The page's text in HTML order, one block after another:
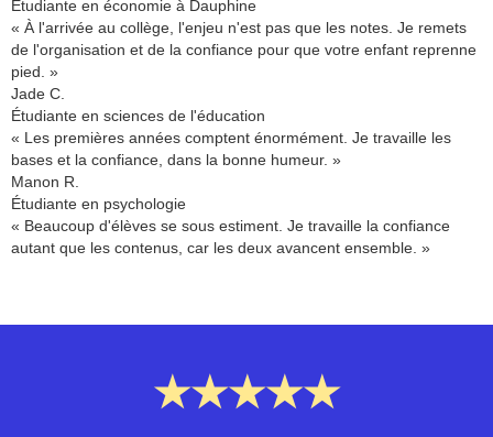
Étudiante en économie à Dauphine
« À l'arrivée au collège, l'enjeu n'est pas que les notes. Je remets
de l'organisation et de la confiance pour que votre enfant reprenne
pied. »
Jade C.
Étudiante en sciences de l'éducation
« Les premières années comptent énormément. Je travaille les
bases et la confiance, dans la bonne humeur. »
Manon R.
Étudiante en psychologie
« Beaucoup d'élèves se sous estiment. Je travaille la confiance
autant que les contenus, car les deux avancent ensemble. »
★★★★★